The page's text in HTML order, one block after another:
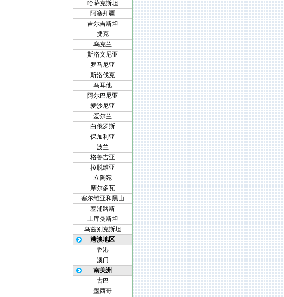
哈萨克斯坦
阿塞拜疆
吉尔吉斯坦
捷克
乌克兰
斯洛文尼亚
罗马尼亚
斯洛伐克
马耳他
阿尔巴尼亚
爱沙尼亚
爱尔兰
白俄罗斯
保加利亚
波兰
格鲁吉亚
拉脱维亚
立陶宛
摩尔多瓦
塞尔维亚和黑山
塞浦路斯
土库曼斯坦
乌兹别克斯坦
港澳地区
香港
澳门
南美洲
古巴
墨西哥